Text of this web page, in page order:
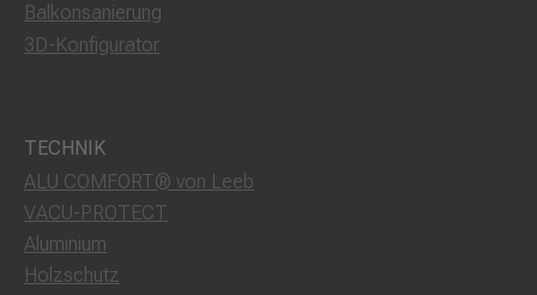
Balkonsanierung
3D-Konfigurator
TECHNIK
ALU COMFORT® von Leeb
VACU-PROTECT
Aluminium
Holzschutz